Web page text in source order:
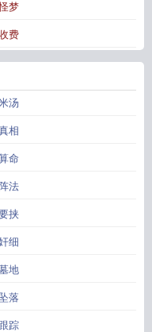
梦
费
汤
相
命
法
挟
细
地
落
踪